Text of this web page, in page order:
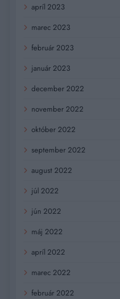
apríl 2023
marec 2023
február 2023
január 2023
december 2022
november 2022
október 2022
september 2022
august 2022
júl 2022
jún 2022
máj 2022
apríl 2022
marec 2022
február 2022